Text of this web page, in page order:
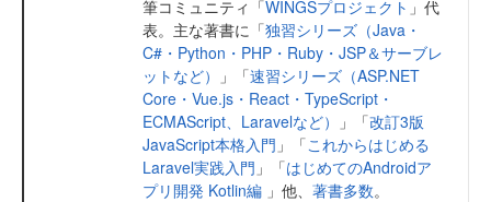
筆コミュニティ「WINGSプロジェクト 」代
表。主な著書に「独習シリーズ（Java・
C#・Python・PHP・Ruby・JSP＆サーブレ
ットなど）
」「速習シリーズ（ASP.NET
Core・Vue.js・React・TypeScript・
ECMAScript、Laravelなど）
」「改訂3版
JavaScript本格入門 」「これからはじめる
Laravel実践入門 」「はじめてのAndroidア
プリ開発 Kotlin編 」他、 著書多数。